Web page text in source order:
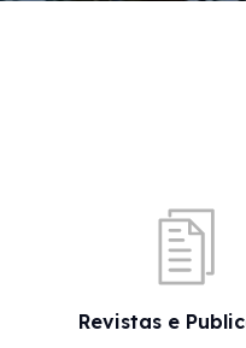
Revistas e